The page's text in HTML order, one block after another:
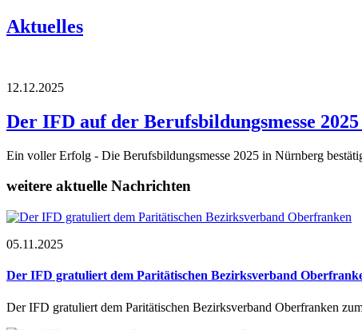
Aktuelles
12.12.2025
Der IFD auf der Berufsbildungsmesse
Ein voller Erfolg - Die Berufsbildungsmesse 2025 in Nürnberg
weitere aktuelle Nachrichten
05.11.2025
Der IFD gratuliert dem Paritätischen Bezirksverband
Der IFD gratuliert dem Paritätischen Bezirksverband Oberfranken